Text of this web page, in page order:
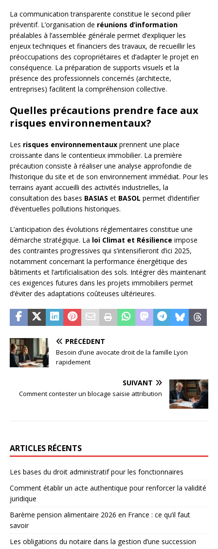
La communication transparente constitue le second pilier
préventif. L’organisation de réunions d’information
préalables à l’assemblée générale permet d’expliquer les
enjeux techniques et financiers des travaux, de recueillir les
préoccupations des copropriétaires et d’adapter le projet en
conséquence. La préparation de supports visuels et la
présence des professionnels concernés (architecte,
entreprises) facilitent la compréhension collective.
Quelles précautions prendre face aux
risques environnementaux?
Les risques environnementaux prennent une place
croissante dans le contentieux immobilier. La première
précaution consiste à réaliser une analyse approfondie de
l’historique du site et de son environnement immédiat. Pour les
terrains ayant accueilli des activités industrielles, la
consultation des bases BASIAS et BASOL permet d’identifier
d’éventuelles pollutions historiques.
L’anticipation des évolutions réglementaires constitue une
démarche stratégique. La loi Climat et Résilience impose
des contraintes progressives qui s’intensifieront d’ici 2025,
notamment concernant la performance énergétique des
bâtiments et l’artificialisation des sols. Intégrer dès maintenant
ces exigences futures dans les projets immobiliers permet
d’éviter des adaptations coûteuses ultérieures.
PRÉCÉDENT
Besoin d’une avocate droit de la famille Lyon
rapidement
SUIVANT
Comment contester un blocage saisie attribution
ARTICLES RÉCENTS
Les bases du droit administratif pour les fonctionnaires
Comment établir un acte authentique pour renforcer la validité
juridique
Barème pension alimentaire 2026 en France : ce qu’il faut
savoir
Les obligations du notaire dans la gestion d’une succession